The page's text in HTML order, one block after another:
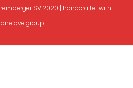
SV 2020 | handcraftet with
onelove.group